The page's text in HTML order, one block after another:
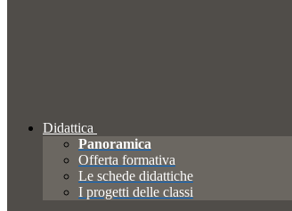
Didattica
Panoramica
Offerta formativa
Le schede didattiche
I progetti delle classi